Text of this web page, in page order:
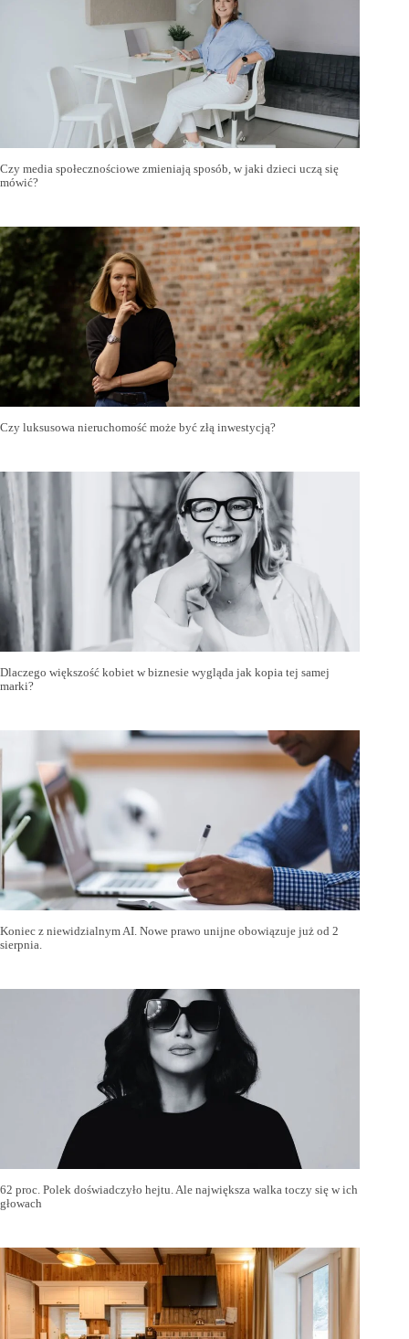
Czy media społecznościowe zmieniają sposób, w jaki dzieci uczą się
mówić?
Czy luksusowa nieruchomość może być złą inwestycją?
Dlaczego większość kobiet w biznesie wygląda jak kopia tej samej
marki?
Koniec z niewidzialnym AI. Nowe prawo unijne obowiązuje już od 2
sierpnia.
62 proc. Polek doświadczyło hejtu. Ale największa walka toczy się w ich
głowach